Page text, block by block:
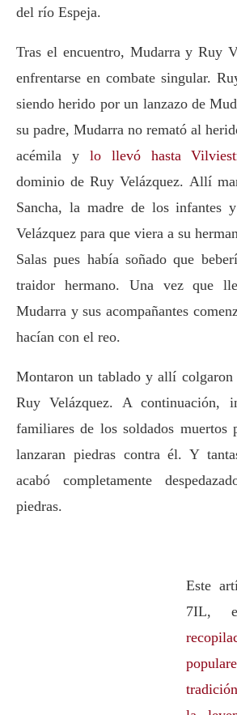
del río Espeja.
Tras el encuentro, Mudarra y Ruy
enfrentarse en combate singular.
siendo herido por un lanzazo de
su padre, Mudarra no remató al
acémila y lo llevó hasta
dominio de Ruy Velázquez. Allí
Sancha, la madre de los infantes
Velázquez para que viera a su
Salas pues había soñado que
traidor hermano. Una vez que
Mudarra y sus acompañantes
hacían con el reo.
Montaron un tablado y allí colgaron
Ruy Velázquez. A continuación,
familiares de los soldados muertos
lanzaran piedras contra él. Y
acabó completamente
piedras.
Este
7IL,